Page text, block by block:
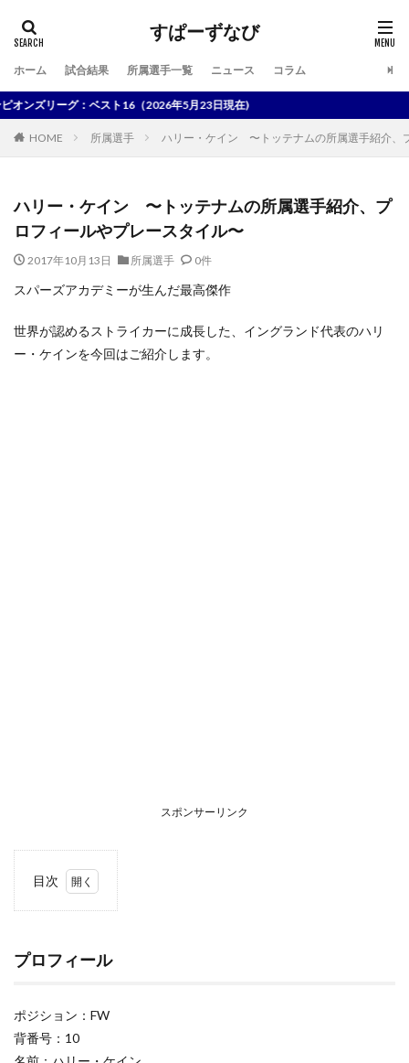
すぱーずなび
ホーム 試合結果 所属選手一覧 ニュース コラム
グ：ベスト16（2026年5月23日現在)
HOME 所属選手 ハリー・ケイン 〜トッテナムの所属選手紹介、
ハリー・ケイン 〜トッテナムの所属選手紹介、プ
ロフィールやプレースタイル〜
2017年10月13日 所属選手 0件
スパーズアカデミーが生んだ最高傑作
世界が認めるストライカーに成長した、イングランド代表のハリ
ー・ケインを今回はご紹介します。
スポンサーリンク
目次
ール
3
プロフィール
ポジション：FW
背番号：10
検索